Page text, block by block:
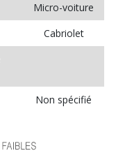
Micro-voiture
Cabriolet
Non spécifié